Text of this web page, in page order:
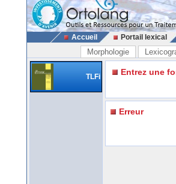
Accueil Portail lexical
Morphologie
TLFi Entrez une
Erreur